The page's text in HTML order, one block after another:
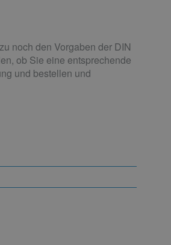
noch den Vorgaben der DIN
ob Sie eine entsprechende
und bestellen und